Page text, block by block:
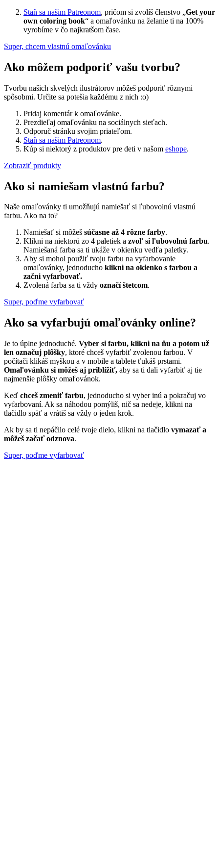
Staň sa našim Patreonom, pričom si zvolíš členstvo „Get your
own coloring book“ a omaľovánku na želanie ti na 100%
vyrobíme v čo najkratšom čase.
Super, chcem vlastnú omaľovánku
Ako môžem podporiť vašu tvorbu?
Tvorbu našich skvelých ilustrátorov môžeš podporiť rôznymi
spôsobmi. Určite sa potešia každému z nich :o)
Pridaj komentár k omaľovánke.
Prezdieľaj omaľovánku na sociálnych sieťach.
Odporuč stránku svojim priateľom.
Staň sa našim Patreonom.
Kúp si niektorý z produktov pre deti v našom eshope.
Zobraziť produkty
Ako si namiešam vlastnú farbu?
Naše omaľovánky ti umožňujú namiešať si ľubovolnú vlastnú
farbu. Ako na to?
Namiešať si môžeš súčasne až 4 rôzne farby.
Klikni na niektorú zo 4 paletiek a zvoľ si ľubovolnú farbu.
Namiešaná farba sa ti ukáže v okienku vedľa paletky.
Aby si mohol použiť tvoju farbu na vyfarbovanie
omaľovánky, jednoducho klikni na okienko s farbou a
začni vyfarbovať.
Zvolená farba sa ti vždy označí štetcom.
Super, poďme vyfarbovať
Ako sa vyfarbujú omaľovánky online?
Je to úplne jednoduché. Vyber si farbu, klikni na ňu a potom už
len označuj plôšky, ktoré chceš vyfarbiť zvolenou farbou. V
počítači klikáš myškou a v mobile a tablete ťukáš prstami.
Omaľovánku si môžeš aj priblížiť, aby sa ti dali vyfarbiť aj tie
najmenšie plôšky omaľovánok.
Keď chceš zmeniť farbu, jednoducho si vyber inú a pokračuj vo
vyfarbovaní. Ak sa náhodou pomýliš, nič sa nedeje, klikni na
tlačidlo späť a vrátiš sa vždy o jeden krok.
Ak by sa ti nepáčilo celé tvoje dielo, klikni na tlačidlo vymazať a
môžeš začať odznova.
Super, poďme vyfarbovať